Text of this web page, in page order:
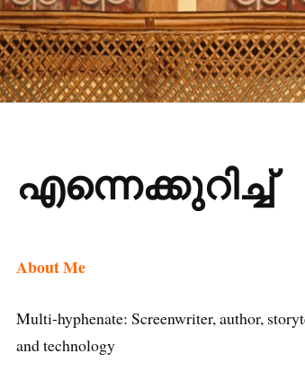
എന്നെക്കുറിച്ച്
About Me
Multi-hyphenate: Screenwriter, author,
and technology